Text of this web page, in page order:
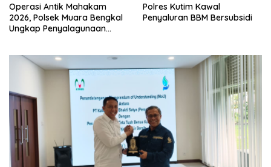
Operasi Antik Mahakam
2026, Polsek Muara Bengkal
Ungkap Penyalagunaan
Polres Kutim Kawal
Penyaluran BBM Bersubsidi